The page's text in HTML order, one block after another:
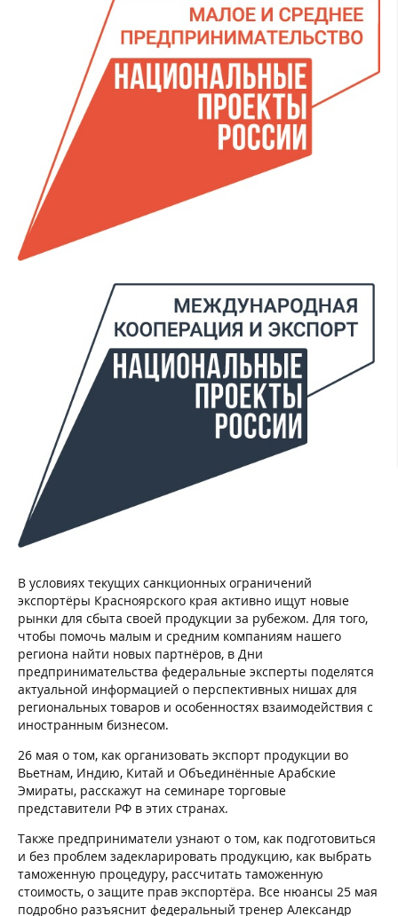
В условиях текущих санкционных ограничений
экспортёры Красноярского края активно ищут новые
рынки для сбыта своей продукции за рубежом. Для того,
чтобы помочь малым и средним компаниям нашего
региона найти новых партнёров, в Дни
предпринимательства федеральные эксперты поделятся
актуальной информацией о перспективных нишах для
региональных товаров и особенностях взаимодействия с
иностранным бизнесом.
26 мая о том, как организовать экспорт продукции во
Вьетнам, Индию, Китай и Объединённые Арабские
Эмираты, расскажут на семинаре торговые
представители РФ в этих странах.
Также предприниматели узнают о том, как подготовиться
и без проблем задекларировать продукцию, как выбрать
таможенную процедуру, рассчитать таможенную
стоимость, о защите прав экспортёра. Все нюансы 25 мая
подробно разъяснит федеральный тренер Александр